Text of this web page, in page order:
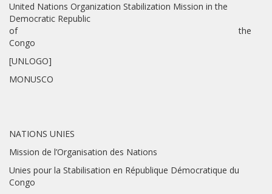
United Nations Organization Stabilization Mission in the
Democratic Republic
of the
Congo
[UNLOGO]
MONUSCO
NATIONS UNIES
Mission de l’Organisation des Nations
Unies pour la Stabilisation en République Démocratique du
Congo